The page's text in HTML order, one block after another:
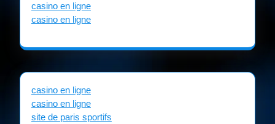
casino en ligne
casino en ligne
casino en ligne
casino en ligne
site de paris sportifs